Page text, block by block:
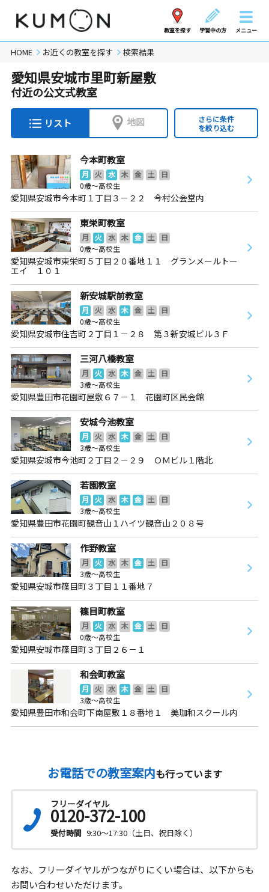
教室を探す 学習中の方 メニュー
HOME お近くの教室を探す 検索結果
愛知県安城市里町新屋敷
付近の公文式教室
リスト 地図
さらに条件
を絞り込む
今本町教室
月 火 水 木 金 土
日
0歳～高校生
愛知県安城市今本町１丁目３－２２ 今村公会堂内
東栄町教室
月 火 水 木 金 土
日
0歳～高校生
愛知県安城市東栄町５丁目２０番地１１ グランメールトー
エイ １０１
新安城駅前教室
月 火 水 木 金 土
日
0歳～高校生
愛知県安城市住吉町２丁目１－２８ 第３新安城ビル３Ｆ
三河八橋教室
月 火 水 木 金 土
日
3歳～高校生
愛知県豊田市花園町屋敷６７－１ 花園町区民会館
安城今池教室
月 火 水 木 金 土
日
3歳～高校生
愛知県安城市今池町２丁目２－２９ ＯＭビル１階北
若園教室
月 火 水 木 金 土
日
3歳～高校生
愛知県豊田市花園町観音山１ハイツ観音山２０８号
作野教室
月 火 水 木 金 土
日
3歳～高校生
愛知県安城市篠目町３丁目１１番地７
篠目町教室
月 火 水 木 金 土
日
0歳～高校生
愛知県安城市篠目町３丁目２６－１
和会町教室
月 火 水 木 金 土
日
3歳～高校生
愛知県豊田市和会町下南屋敷１８番地１ 美珈和スクール内
お電話での教室案内も行っています
フリーダイヤル
0120-372-100
受付時間 9:30～17:30（土日、祝日除く）
なお、フリーダイヤルがつながりにくい場合は、以下からも
お問い合わせいただけます。